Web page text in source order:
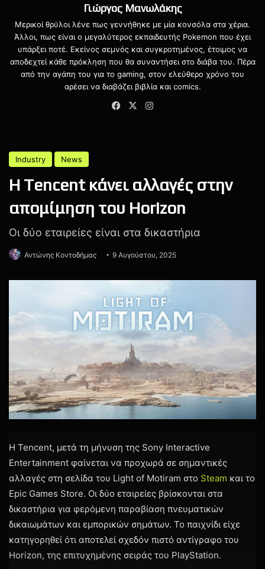
Death Stranding 2 On The Beach
Hideo Kojima Physint
Γιώργος Μανωλάκης
Μερικοί θρύλοι λένε πως γεννήθηκε με μία κονσόλα στα χέρια.
Άλλοι, πως είναι ο μεγαλύτερος εκπαιδευτής Pokemon που έχει
υπάρξει ποτέ. Εκείνος σεμνός και συγκροτημένος, έτοιμος να
αποδεχτεί κάθε πρόκληση που θα συναντήσει στο διάβα του. Πέρα
από την αγάπη του για το gaming, στον ελεύθερο χρόνο του
αρέσει να διαβάζει βιβλία και comics.
Facebook
X